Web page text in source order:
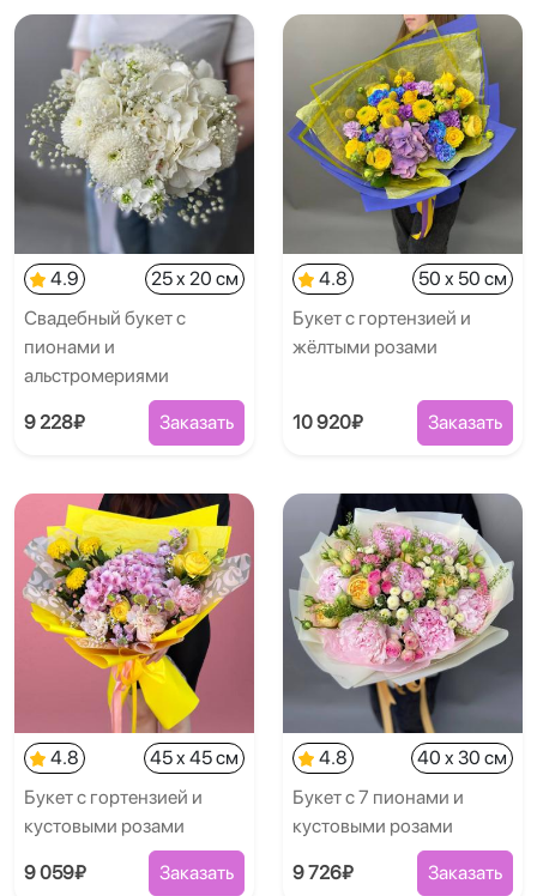
4.9
25 x 20 см
Свадебный букет с
пионами и
альстромериями
9 228₽ Заказать
4.8
50 x 50 см
Букет с гортензией и
жёлтыми розами
10 920₽ Заказать
4.8
45 x 45 см
Букет с гортензией и
кустовыми розами
9 059₽ Заказать
4.8
40 x 30 см
Букет с 7 пионами и
кустовыми розами
9 726₽ Заказать